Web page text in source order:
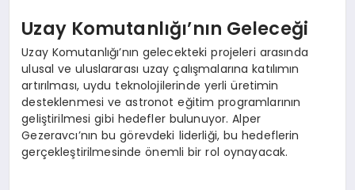
Uzay Komutanlığı’nın Geleceği
Uzay Komutanlığı’nın gelecekteki projeleri arasında
ulusal ve uluslararası uzay çalışmalarına katılımın
artırılması, uydu teknolojilerinde yerli üretimin
desteklenmesi ve astronot eğitim programlarının
geliştirilmesi gibi hedefler bulunuyor. Alper
Gezeravcı’nın bu görevdeki liderliği, bu hedeflerin
gerçekleştirilmesinde önemli bir rol oynayacak.